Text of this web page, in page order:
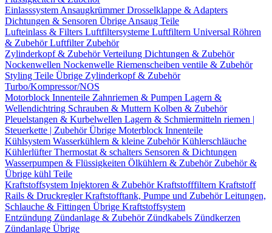
Einlasssystem AnsaugkrümmerDrosselklappe & Adapters
Dichtungen & Sensoren Übrige Ansaug Teile
Lufteinlass & Filters Luftfiltersysteme Luftfiltern Universal Röhren
& ZubehörLuftfilter Zubehör
Zylinderkopf & ZubehörVerteilung Dichtungen & Zubehör
Nockenwellen Nockenwelle Riemenscheiben ventile & Zubehör
Styling Teile Übrige Zylinderkopf & Zubehör
Turbo/Kompressor/NOS
Motorblock Innenteile Zahnriemen & Pumpen Lagern &
Wellendichtring Schrauben & Muttern Kolben & Zubehör
Pleuelstangen & Kurbelwellen Lagern & Schmiermitteln riemen |
Steuerkette | ZubehörÜbrige Moterblock Innenteile
Kühlsystem Wasserkühlern & kleine ZubehörKühlerschläuche
KühlerlüfterThermostat & schalters Sensoren & Dichtungen
Wasserpumpen & Flüssigkeiten Ölkühlern & Zubehör Zubehör &
Übrige kühl Teile
Kraftstoffsystem Injektoren & ZubehörKraftstofffiltern Kraftstoff
Rails & DruckreglerKraftstofftank, Pumpe und ZubehörLeitungen,
Schlauche & Fittingen Übrige Kraftstoffsystem
Entzündung Zündanlage & Zubehör Zündkabels Zündkerzen
Zündanlage Übrige